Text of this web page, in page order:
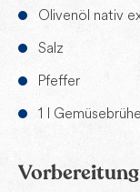
Olivenöl nativ
Salz
Pfeffer
1 l Gemüsebrühe
Vorbereitung